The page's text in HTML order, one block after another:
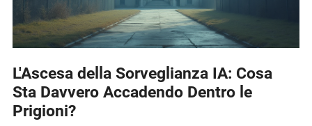
L'Ascesa della Sorveglianza IA: Cosa
Sta Davvero Accadendo Dentro le
Prigioni?